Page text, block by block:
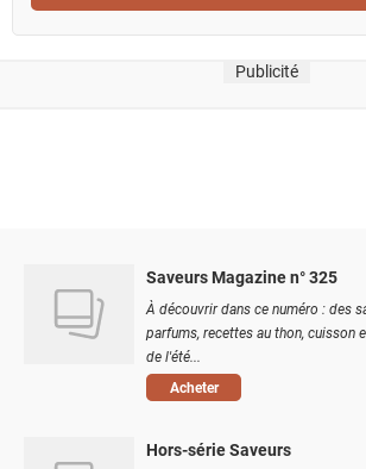
Publicité
Saveurs Magazine n° 325
À découvrir dans ce numéro : des
parfums, recettes au thon, cuisson
de l'été...
Acheter
Hors-série Saveurs